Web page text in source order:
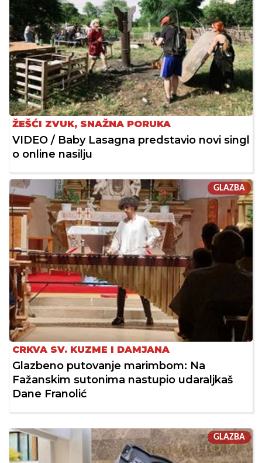
ŽEŠĆI ZVUK, SNAŽNA PORUKA
VIDEO / Baby Lasagna predstavio novi singl
o online nasilju
GLAZBA
CRKVA SV. KUZME I DAMJANA
Glazbeno putovanje marimbom: Na
Fažanskim sutonima nastupio udaraljkaš
Dane Franolić
GLAZBA